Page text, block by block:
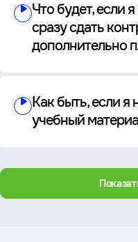
Что будет, если
сразу сдать
дополнительно
Как быть, если я
учебный